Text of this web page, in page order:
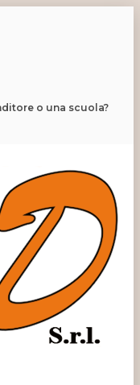
o una scuola?